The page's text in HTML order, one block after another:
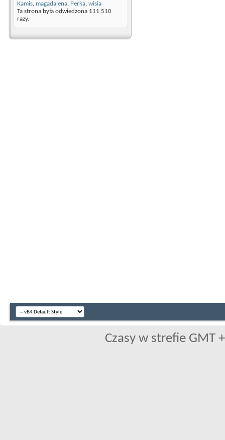
Kamis, magadalena, Perka, wisia
Ta strona była odwiedzona 111 510
razy.
Czasy w strefie GMT